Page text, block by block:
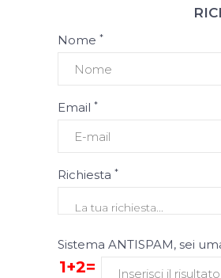
Nome *
Email *
Richiesta *
Sistema ANTISPAM, sei
1+2=